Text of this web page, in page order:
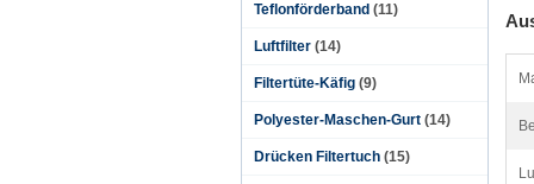
Teflonförderband (11)
Luftfilter (14)
Filtertüte-Käfig (9)
Polyester-Maschen-Gurt (14)
Drücken Filtertuch (15)